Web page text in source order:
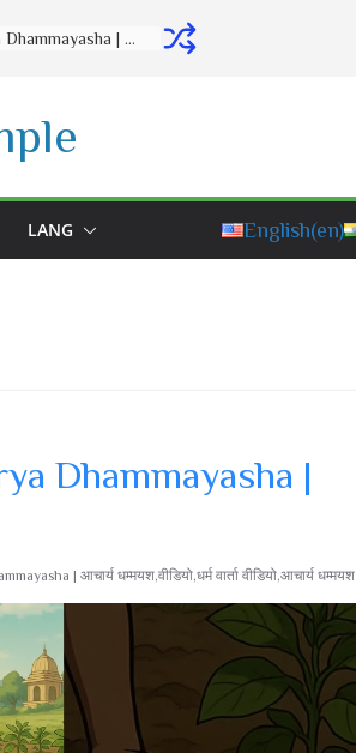
LANG English(en)
Dhammayasha |
| आचार्य धम्मयश,वीडियो,धर्म वार्ता वीडियो,आचार्य धम्मयश